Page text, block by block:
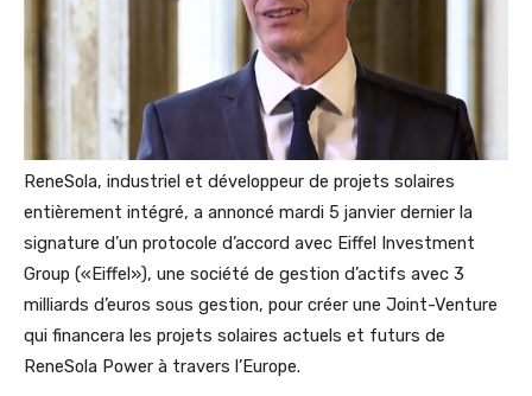
ReneSola, industriel et développeur de projets solaires
entièrement intégré, a annoncé mardi 5 janvier dernier la
signature d’un protocole d’accord avec Eiffel Investment
Group («Eiffel»), une société de gestion d’actifs avec 3
milliards d’euros sous gestion, pour créer une Joint-Venture
qui financera les projets solaires actuels et futurs de
ReneSola Power à travers l’Europe.